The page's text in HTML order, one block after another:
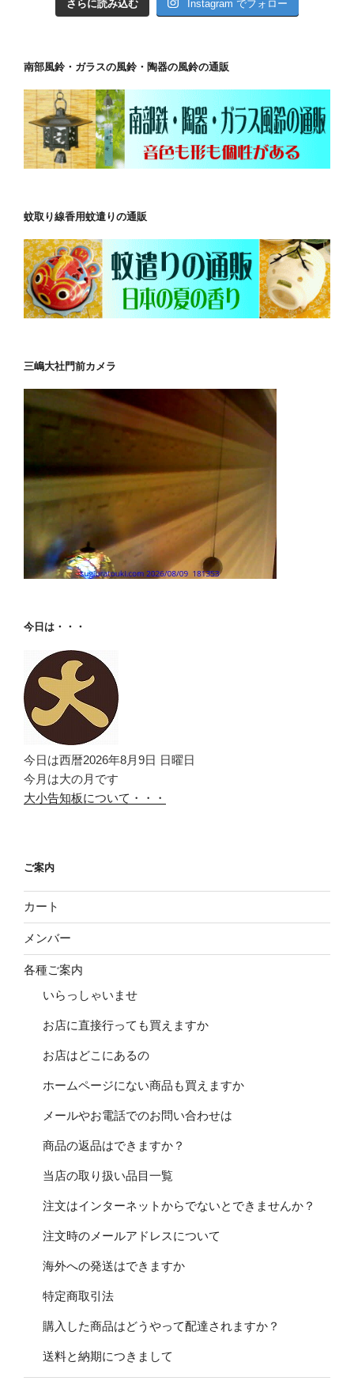
さらに読み込む Instagram でフォロー
南部風鈴・ガラスの風鈴・陶器の風鈴の通販
蚊取り線香用蚊遣りの通販
三嶋大社門前カメラ
今日は・・・
今日は西暦2026年8月9日 日曜日
今月は大の月です
大小告知板について・・・
ご案内
カート
メンバー
各種ご案内
いらっしゃいませ
お店に直接行っても買えますか
お店はどこにあるの
ホームページにない商品も買えますか
メールやお電話でのお問い合わせは
商品の返品はできますか？
当店の取り扱い品目一覧
注文はインターネットからでないとできませんか？
注文時のメールアドレスについて
海外への発送はできますか
特定商取引法
購入した商品はどうやって配達されますか？
送料と納期につきまして